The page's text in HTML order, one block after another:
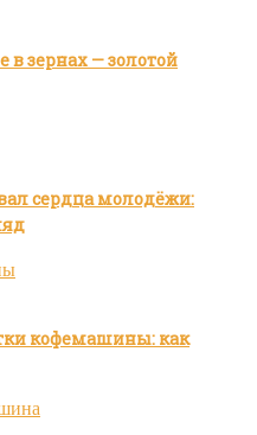
зернах — золотой
сердца молодёжи:
кофемашины: как